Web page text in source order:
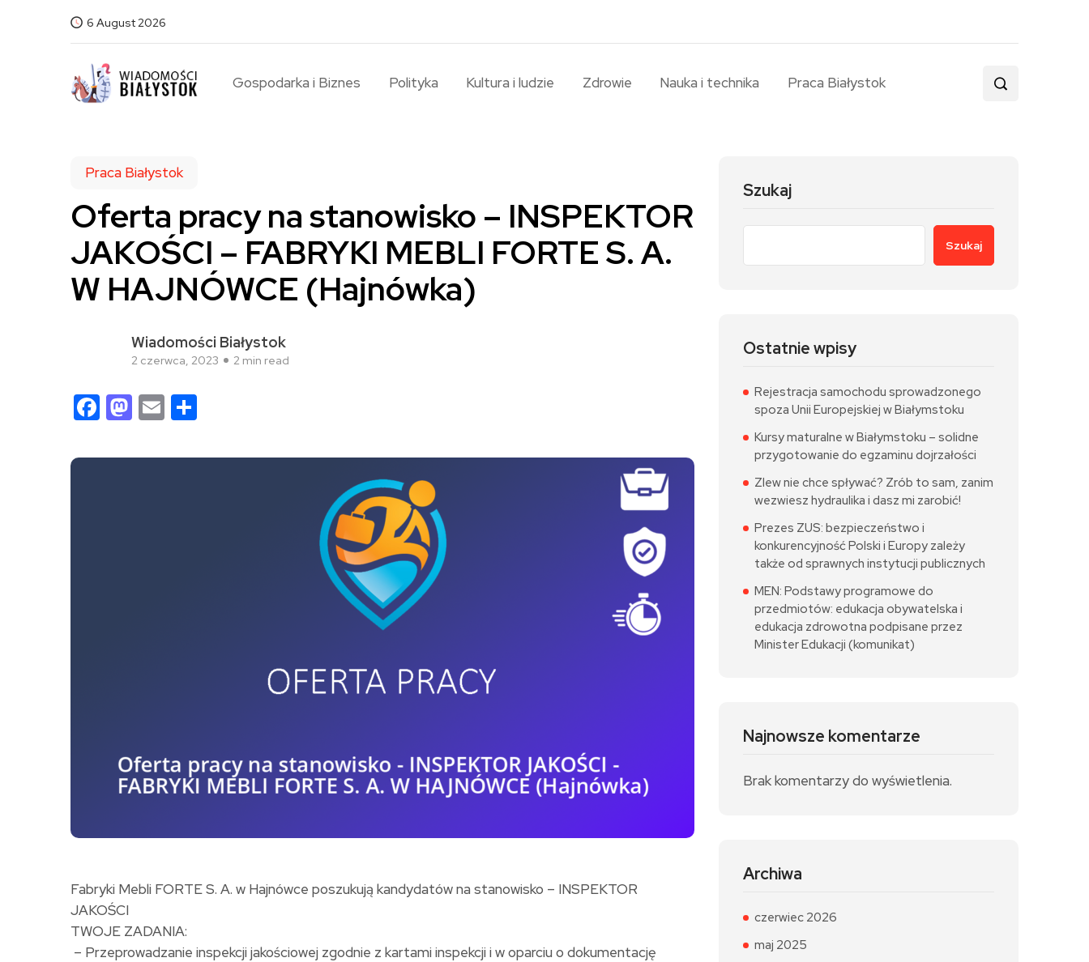
6 August 2026
Gospodarka i Biznes Polityka Kultura i ludzie Zdrowie Nauka i technika Praca Białystok
Praca Białystok
Oferta pracy na stanowisko – INSPEKTOR
JAKOŚCI – FABRYKI MEBLI FORTE S. A.
W HAJNÓWCE (Hajnówka)
Wiadomości Białystok
2 czerwca, 2023 2 min read
Facebook
Mastodon
Email
Fabryki Mebli FORTE S. A. w Hajnówce poszukują kandydatów na stanowisko – INSPEKTOR
JAKOŚCI
TWOJE ZADANIA:
– Przeprowadzanie inspekcji jakościowej zgodnie z kartami inspekcji i w oparciu o dokumentację
Szukaj
Szukaj
Ostatnie wpisy
Rejestracja samochodu sprowadzonego
spoza Unii Europejskiej w Białymstoku
Kursy maturalne w Białymstoku – solidne
przygotowanie do egzaminu dojrzałości
Zlew nie chce spływać? Zrób to sam, zanim
wezwiesz hydraulika i dasz mi zarobić!
Prezes ZUS: bezpieczeństwo i
konkurencyjność Polski i Europy zależy
także od sprawnych instytucji publicznych
MEN: Podstawy programowe do
przedmiotów: edukacja obywatelska i
edukacja zdrowotna podpisane przez
Minister Edukacji (komunikat)
Najnowsze komentarze
Brak komentarzy do wyświetlenia.
Archiwa
czerwiec 2026
maj 2025